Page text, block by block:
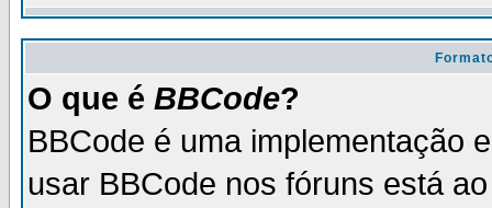
O que é BBCode?
BBCode é uma implementação
usar BBCode nos fóruns está